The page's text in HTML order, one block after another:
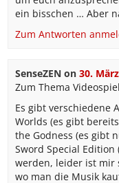
ein bisschen … Aber
Zum Antworten
SenseZENon 30.
Zum Thema
Es gibt verschiedene
Worlds (es gibt
the Godness (es gibt
Sword Special Edition
werden, leider ist mir
wo man die Musik